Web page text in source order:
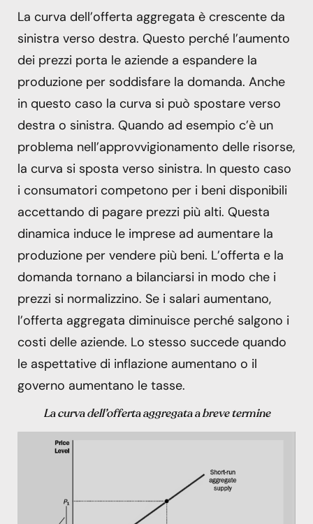
La curva dell’offerta aggregata è crescente da
sinistra verso destra. Questo perché l’aumento
dei prezzi porta le aziende a espandere la
produzione per soddisfare la domanda. Anche
in questo caso la curva si può spostare verso
destra o sinistra. Quando ad esempio c’è un
problema nell’approvvigionamento delle risorse,
la curva si sposta verso sinistra. In questo caso
i consumatori competono per i beni disponibili
accettando di pagare prezzi più alti. Questa
dinamica induce le imprese ad aumentare la
produzione per vendere più beni. L’offerta e la
domanda tornano a bilanciarsi in modo che i
prezzi si normalizzino. Se i salari aumentano,
l’offerta aggregata diminuisce perché salgono i
costi delle aziende. Lo stesso succede quando
le aspettative di inflazione aumentano o il
governo aumentano le tasse.
La curva dell’offerta aggregata a breve termine